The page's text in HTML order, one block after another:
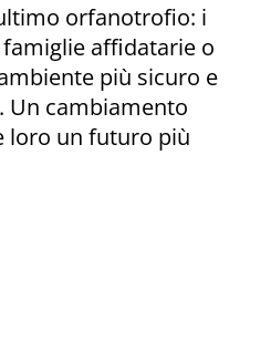
orfanotrofio: i
affidatarie o
più sicuro e
Un cambiamento
loro un futuro più